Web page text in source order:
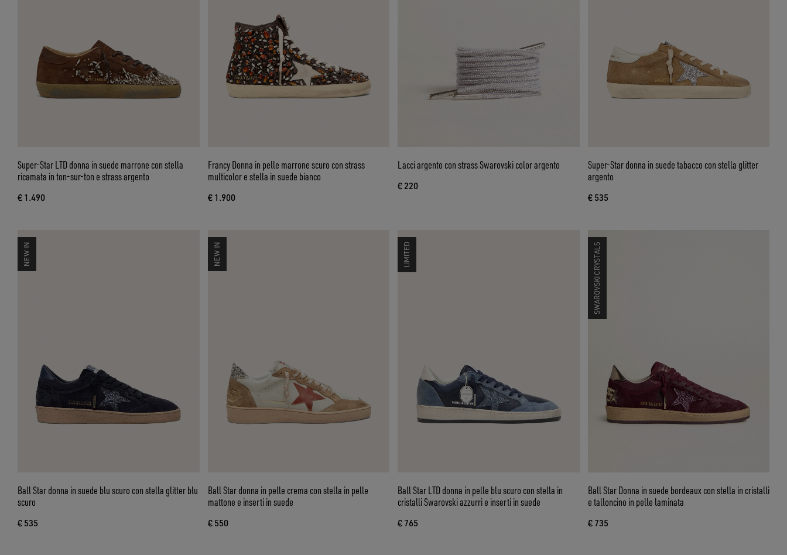
Super-Star LTD donna in suede marrone con stella
ricamata in ton-sur-ton e strass argento
€ 1.490
Francy Donna in pelle marrone scuro con strass
multicolor e stella in suede bianco
€ 1.900
Lacci argento con strass Swarovski color argento
€ 220
Super-Star donna in suede tabacco con stella glitter
argento
€ 535
NEW IN
Ball Star donna in suede blu scuro con stella glitter blu
scuro
€ 535
NEW IN
Ball Star donna in pelle crema con stella in pelle
mattone e inserti in suede
€ 550
LIMITED
Ball Star LTD donna in pelle blu scuro con stella in
cristalli Swarovski azzurri e inserti in suede
€ 765
SWAROVSKI CRYSTALS
Ball Star Donna in suede bordeaux con stella in cristalli
e talloncino in pelle laminata
€ 735